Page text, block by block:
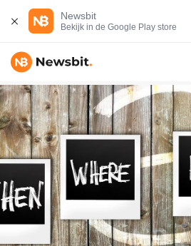
Newsbit
Bekijk in de Google Play store